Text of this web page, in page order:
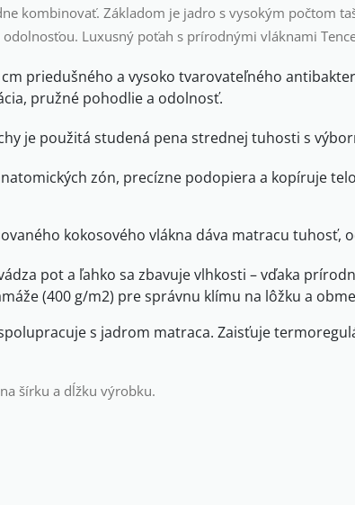
kombinovať. Základom je jadro s vysokým počtom
Luxusný poťah s prírodnými vláknami
cm priedušného a vysoko tvarovateľného
pružné pohodlie a odolnosť.
je použitá studená pena strednej tuhosti s
zón, precízne podopiera a kopíruje
kokosového vlákna dáva matracu tuhosť,
pot a ľahko sa zbavuje vlhkosti – vďaka
(400 g/m2) pre správnu klímu na lôžku a
spolupracuje s jadrom matraca. Zaisťuje
šírku a dĺžku výrobku.